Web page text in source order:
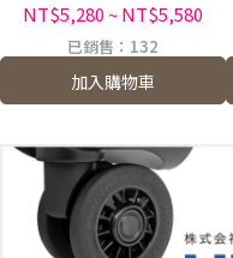
NT$5,280~NT$5,580
已銷售：132
加入購物車